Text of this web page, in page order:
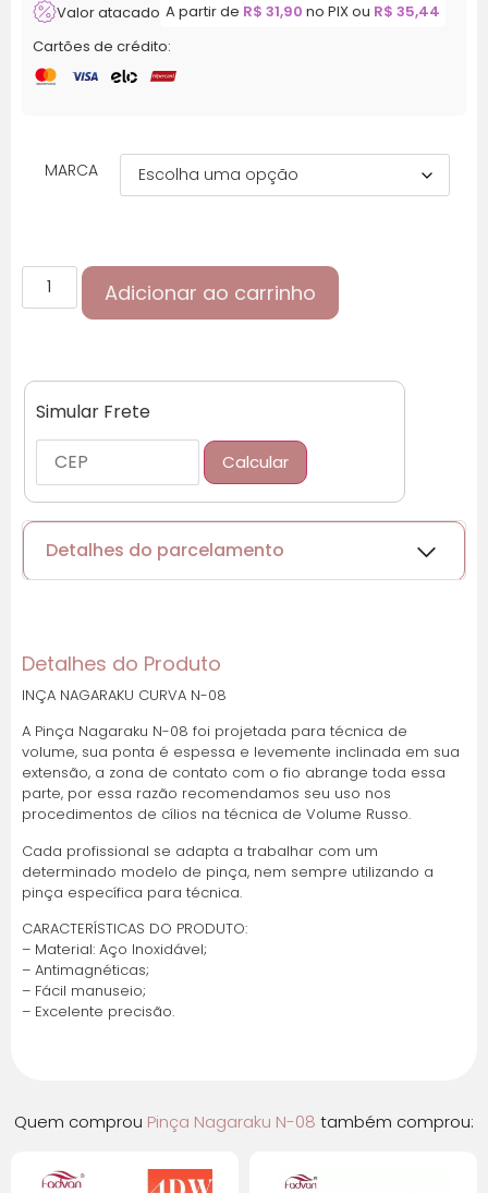
Cartões de crédito:
Valor atacado A partir de R$ 31,90 no PIX ou R$ 35,44
MARCA
Adicionar ao carrinho
Simular Frete
Calcular
Detalhes do parcelamento
1x de R$38,78sem
juros
R$38,78
2x deR$19,39sem
juros
R$38,78
3x deR$12,93sem
juros
4x deR$9,69
juros
juros
Detalhes do Produto
INÇA NAGARAKU CURVA N-08
A Pinça Nagaraku N-08 foi projetada para técnica de
volume, sua ponta é espessa e levemente inclinada em sua
extensão, a zona de contato com o fio abrange toda essa
parte, por essa razão recomendamos seu uso nos
procedimentos de cílios na técnica de Volume Russo.
Cada profissional se adapta a trabalhar com um
determinado modelo de pinça, nem sempre utilizando a
pinça específica para técnica.
CARACTERÍSTICAS DO PRODUTO:
– Material: Aço Inoxidável;
– Antimagnéticas;
– Fácil manuseio;
– Excelente precisão.
Quem comprou Pinça Nagaraku N-08 também comprou: